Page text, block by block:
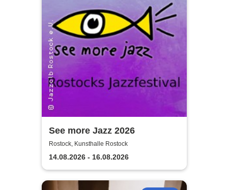
See more Jazz 2026
Rostock, Kunsthalle Rostock
14.08.2026 - 16.08.2026